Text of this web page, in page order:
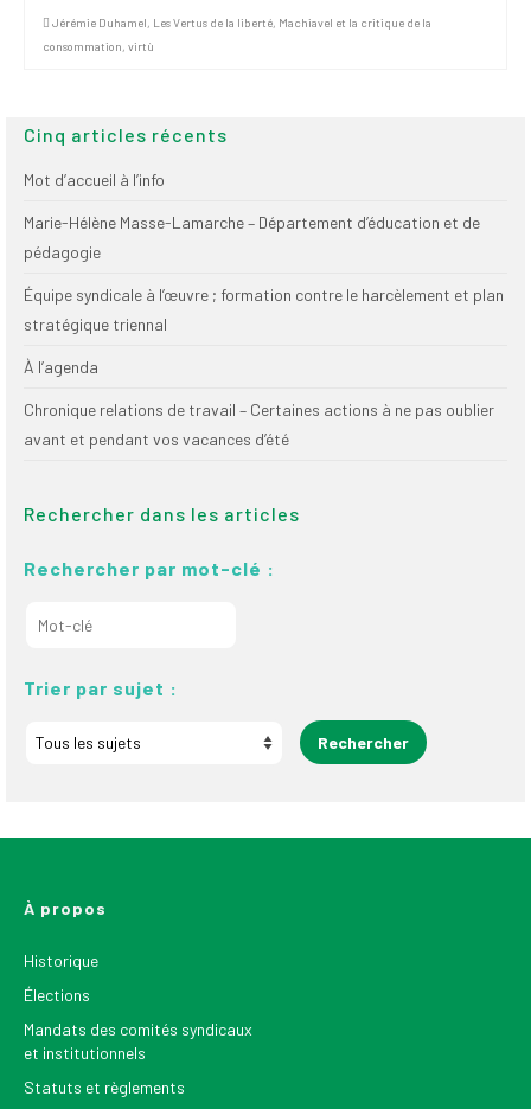
SPPEUQAM
SCCUQ info
Jérémie Duhamel, Les Vertus de la liberté, Machiavel et la critique de la
consommation, virtù
Cinq articles récents
Mot d’accueil à l’info
Marie-Hélène Masse-Lamarche – Département d’éducation et de
pédagogie
Équipe syndicale à l’œuvre ; formation contre le harcèlement et plan
stratégique triennal
À l’agenda
Chronique relations de travail – Certaines actions à ne pas oublier
avant et pendant vos vacances d’été
Rechercher dans les articles
Rechercher par mot-clé :
Trier par sujet :
À propos
Historique
Élections
Mandats des comités syndicaux
et institutionnels
Statuts et règlements